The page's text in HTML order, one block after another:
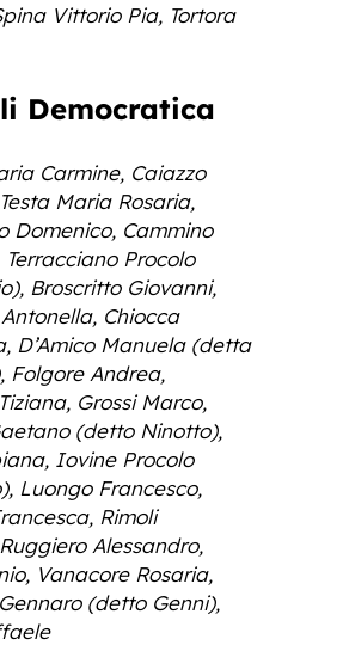
Vittorio Pia, Tortora
Democratica
Carmine, Caiazzo
Maria Rosaria,
Domenico, Cammino
Terracciano Procolo
Broscritto Giovanni,
Chiocca
D’Amico Manuela (detta
Folgore Andrea,
Grossi Marco,
(detto Ninotto),
Iovine Procolo
Luongo Francesco,
Rimoli
Alessandro,
Vanacore Rosaria,
(detto Genni),